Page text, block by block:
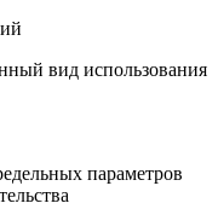
вид использования
параметров